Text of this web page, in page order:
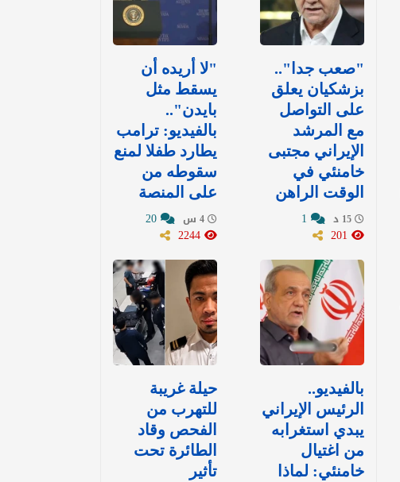
"صعب جدا"..
بزشكيان يعلق
على التواصل
مع المرشد
الإيراني مجتبى
خامنئي في
الوقت الراهن
"لا أريده أن
يسقط مثل
بايدن"..
بالفيديو: ترامب
يطارد طفلا لمنع
سقوطه من
على المنصة
بالفيديو..
الرئيس الإيراني
يبدي استغرابه
من اغتيال
خامنئي: لماذا
حيلة غريبة
للتهرب من
الفحص وقاد
الطائرة تحت
تأثير